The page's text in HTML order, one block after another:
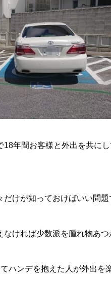
年間お客様と外出を共に
けが知っておけばいい問題
ければ少数派を腫れ物あつ
ハンデを抱えた人が外出